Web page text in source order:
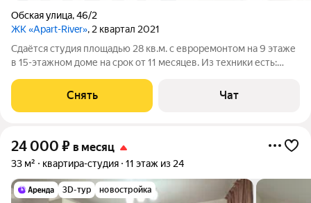
Обская улица,46/2
ЖК «Apart-River», 2 квартал 2021
Сдаётся студия площадью 28 кв.м. с евроремонтом на 9 этаже
в 15-этажном доме на срок от 11 месяцев. Из техники есть:
Микроволновка Дом - кирпичный, окна выходят во двор. Есть
консьерж. В
Снять Чат
24 000 ₽ в месяц
33 м² квартира-студия 11 этаж из 24
3D-тур новостройка